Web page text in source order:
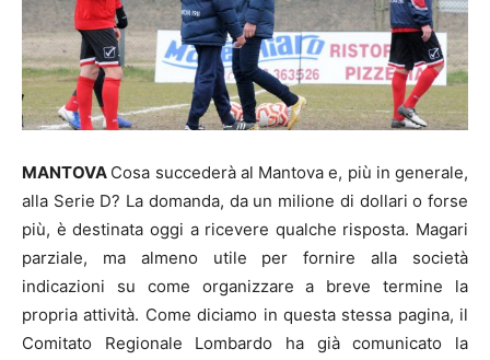
MANTOVA Cosa succederà al Mantova e, più in generale,
alla Serie D? La domanda, da un milione di dollari o forse
più, è destinata oggi a ricevere qualche risposta. Magari
parziale, ma almeno utile per fornire alla società
indicazioni su come organizzare a breve termine la
propria attività. Come diciamo in questa stessa pagina, il
Comitato Regionale Lombardo ha già comunicato la